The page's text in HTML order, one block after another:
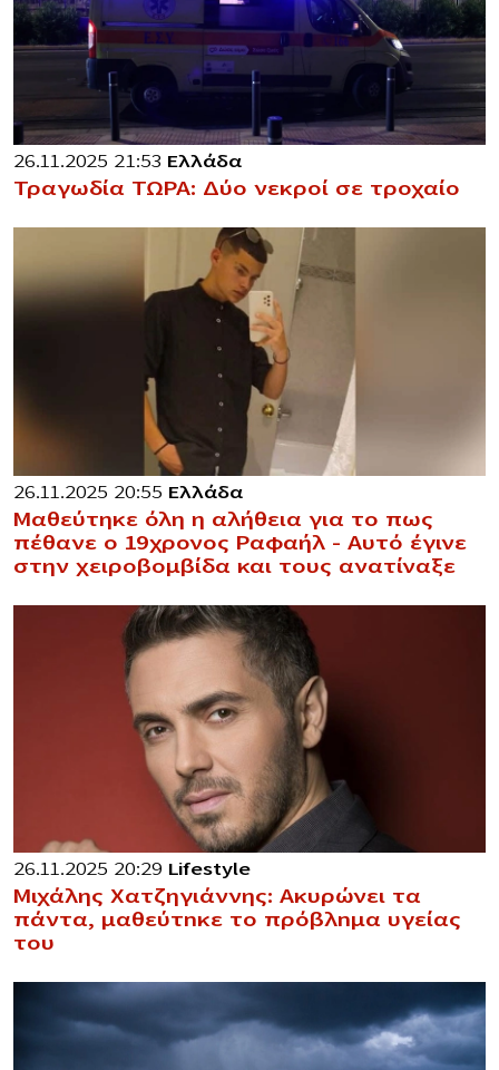
26.11.2025 21:53 Ελλάδα
Τραγωδία ΤΩΡΑ: Δύο νεκροί σε τροχαίο
26.11.2025 20:55 Ελλάδα
Μαθεύτηκε όλη η αλήθεια για το πως
πέθανε ο 19χρονος Ραφαήλ – Αυτό έγινε
στην χειροβομβίδα και τους ανατίναξε
26.11.2025 20:29 Lifestyle
Μιχάλης Χατζηγιάννης: Ακυρώνει τα
πάντα, μαθεύτnκε το πρόβλnμα υγείας
του